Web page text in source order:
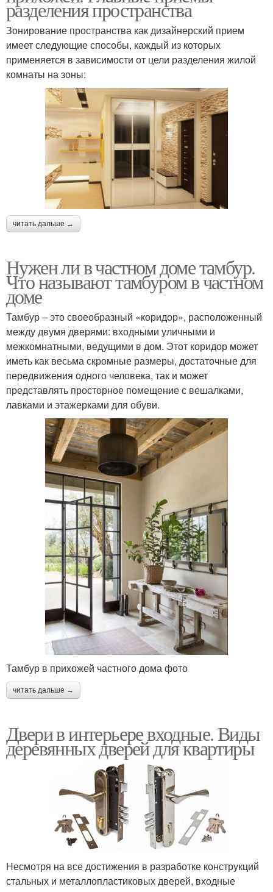
разделения пространства
Зонирование пространства как дизайнерский прием
имеет следующие способы, каждый из которых
применяется в зависимости от цели разделения жилой
комнаты на зоны:
читать дальше →
Нужен ли в частном доме тамбур.
Что называют тамбуром в частном
доме
Тамбур – это своеобразный «коридор», расположенный
между двумя дверями: входными уличными и
межкомнатными, ведущими в дом. Этот коридор может
иметь как весьма скромные размеры, достаточные для
передвижения одного человека, так и может
представлять просторное помещение с вешалками,
лавками и этажерками для обуви.
Тамбур в прихожей частного дома фото
читать дальше →
Двери в интерьере входные. Виды
деревянных дверей для квартиры
Несмотря на все достижения в разработке конструкций
стальных и металлопластиковых дверей, входные